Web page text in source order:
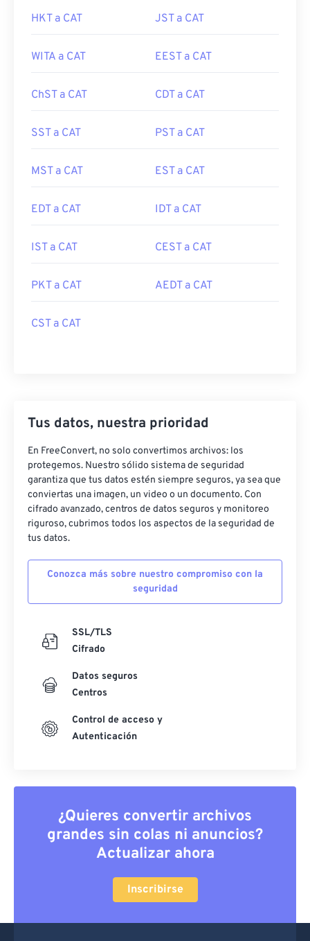
HKT a CAT JST a CAT
WITA a CAT EEST a CAT
ChST a CAT CDT a CAT
SST a CAT PST a CAT
MST a CAT EST a CAT
EDT a CAT IDT a CAT
IST a CAT CEST a CAT
PKT a CAT AEDT a CAT
CST a CAT
Tus datos, nuestra prioridad
En FreeConvert, no solo convertimos archivos: los
protegemos. Nuestro sólido sistema de seguridad
garantiza que tus datos estén siempre seguros, ya sea que
conviertas una imagen, un video o un documento. Con
cifrado avanzado, centros de datos seguros y monitoreo
riguroso, cubrimos todos los aspectos de la seguridad de
tus datos.
Conozca más sobre nuestro compromiso con la
seguridad
SSL/TLS
Cifrado
Datos seguros
Centros
Control de acceso y
Autenticación
¿Quieres convertir archivos
grandes sin colas ni anuncios?
Actualizar ahora
Inscribirse